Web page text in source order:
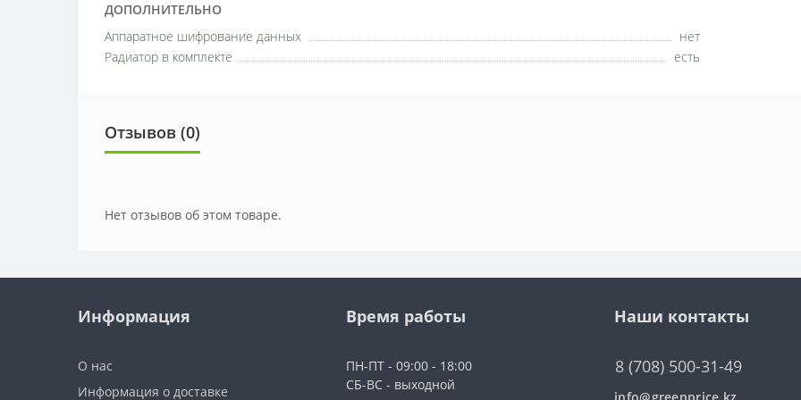
ДОПОЛНИТЕЛЬНО
Аппаратное шифрование данных
нет
Радиатор в комплекте
есть
Отзывов (0)
Нет отзывов об этом товаре.
Информация
О нас
Информация о доставке
Время работы
ПН-ПТ - 09:00 - 18:00
СБ-ВС - выходной
Наши контакты
8 (708) 500-31-49
info@greenprice.kz